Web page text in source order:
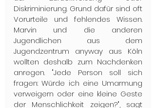
Diskriminierung. Grund dafür sind oft
Vorurteile und fehlendes Wissen.
Marvin und die anderen
Jugendlichen aus dem
Jugendzentrum anyway aus Köln
wollten deshalb zum Nachdenken
anregen. "Jede Person soll sich
fragen: Würde ich eine Umarmung
verweigern oder eine kleine Geste
der Menschlichkeit zeigen?", sagt